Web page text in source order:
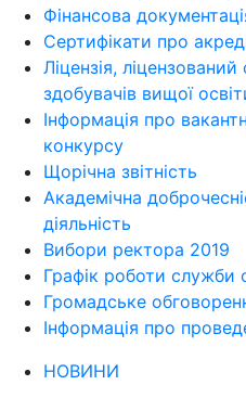
Фінансова
Сертифікати про
Ліцензія,
здобувачів вищої
Інформація про
конкурсу
Щорічна звітність
Академічна
діяльність
Вибори ректора 2019
Графік роботи служби
Громадське
Інформація про
НОВИНИ